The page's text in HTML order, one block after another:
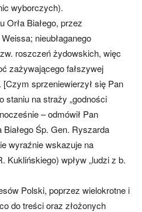
wyborczych).
Orła Białego, przez
nieubłaganego
roszczeń żydowskich, więc
zażywającego fałszywej
[Czym sprzeniewierzył się Pan
staniu na straży „godności
– odmówił Pan
Białego Śp. Gen. Ryszarda
wyraźnie wskazuje na
Kuklińskiego) wpływ „ludzi z b.
Polski, poprzez wielokrotne i
do treści oraz złożonych